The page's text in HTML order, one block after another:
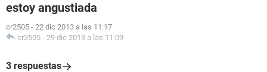
estoy angustiada
cr2505 - 22 dic 2013 a las 11:17
cr2505 - 29 dic 2013 a las 11:09
3 respuestas